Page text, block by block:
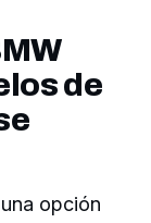
de
opción